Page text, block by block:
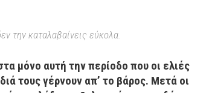
την καταλαβαίνεις εύκολα.
μόνο αυτή την περίοδο που οι ελιές
τους γέρνουν απ’ το βάρος. Μετά οι